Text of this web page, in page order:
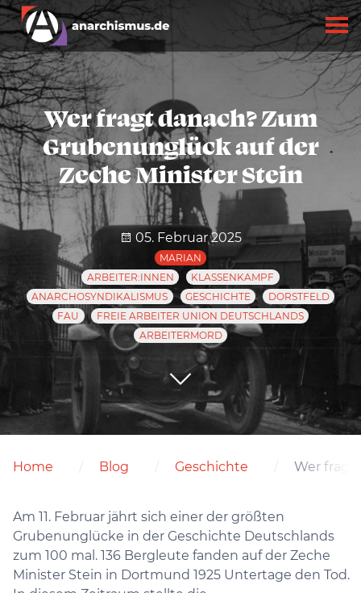
Wer fragt danach? Zum
Grubenunglück auf der
Zeche Minister Stein
05. Februar 2025
MARIAN
ARBEITER:INNEN
KLASSENKAMPF
ANARCHOSYNDIKALISMUS
GESCHICHTE
DORSTFELD
FAU
FREIE ARBEITER UNION DEUTSCHLANDS
ARBEITERMORD
Home Blog Geschichte Wer fragt
Am 11. Februar jährt sich einer der größten
Grubenunglücke in der Geschichte Deutschlands
zum 100 mal. 136 Bergleute fanden auf der Zeche
Minister Stein in Dortmund 1925 Untertage den Tod.